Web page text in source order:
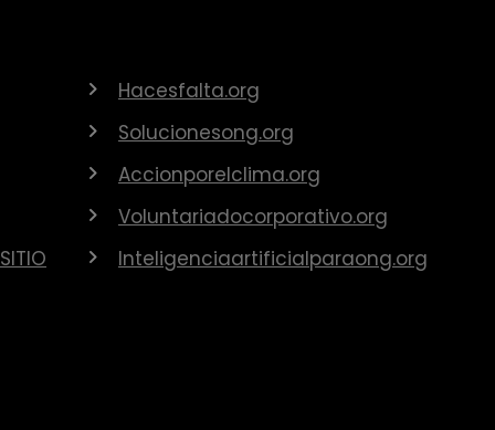
Hacesfalta.org
Solucionesong.org
Accionporelclima.org
Voluntariadocorporativo.org
Inteligenciaartificialparaong.org